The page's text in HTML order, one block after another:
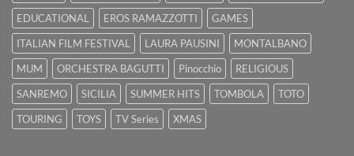
EDUCATIONAL
EROS RAMAZZOTTI
GAMES
ITALIAN FILM FESTIVAL
LAURA PAUSINI
MONTALBANO
MUM
ORCHESTRA BAGUTTI Pinocchio
RELIGIOUS
SANREMO
SICILIA SUMMER HITS TOMBOLA
TOTO
TOURING
TOYS TV Series XMAS